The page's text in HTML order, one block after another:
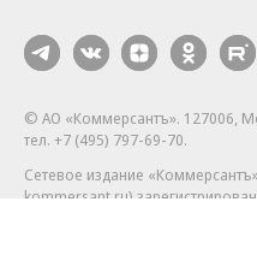
© АО «Коммерсантъ». 127006,
тел. +7 (495) 797-69-70.
Сетевое издание
kommersant.ru)